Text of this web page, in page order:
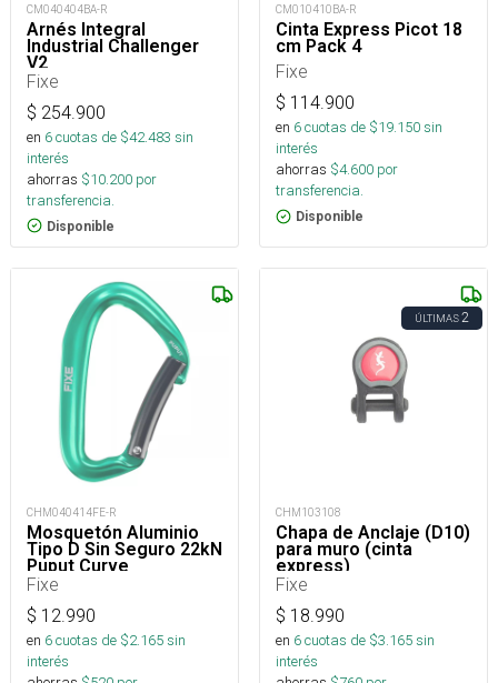
CM040404BA-R
Arnés Integral
Industrial Challenger
V2
Fixe
$ 254.900
en 6cuotas de $42.483 sin
interés
ahorras $10.200 por
transferencia.
Disponible
CM010410BA-R
Cinta Express Picot 18
cm Pack 4
Fixe
$ 114.900
en 6cuotas de $19.150sin
interés
ahorras $4.600 por
transferencia.
Disponible
CHM040414FE-R
Mosquetón Aluminio
Tipo D Sin Seguro 22kN
Puput Curve
Fixe
$ 12.990
en 6cuotas de $2.165sin
interés
ÚLTIMAS2
CHM103108
Chapa de Anclaje (D10)
para muro (cinta
express)
Fixe
$ 18.990
en 6cuotas de $3.165sin
interés